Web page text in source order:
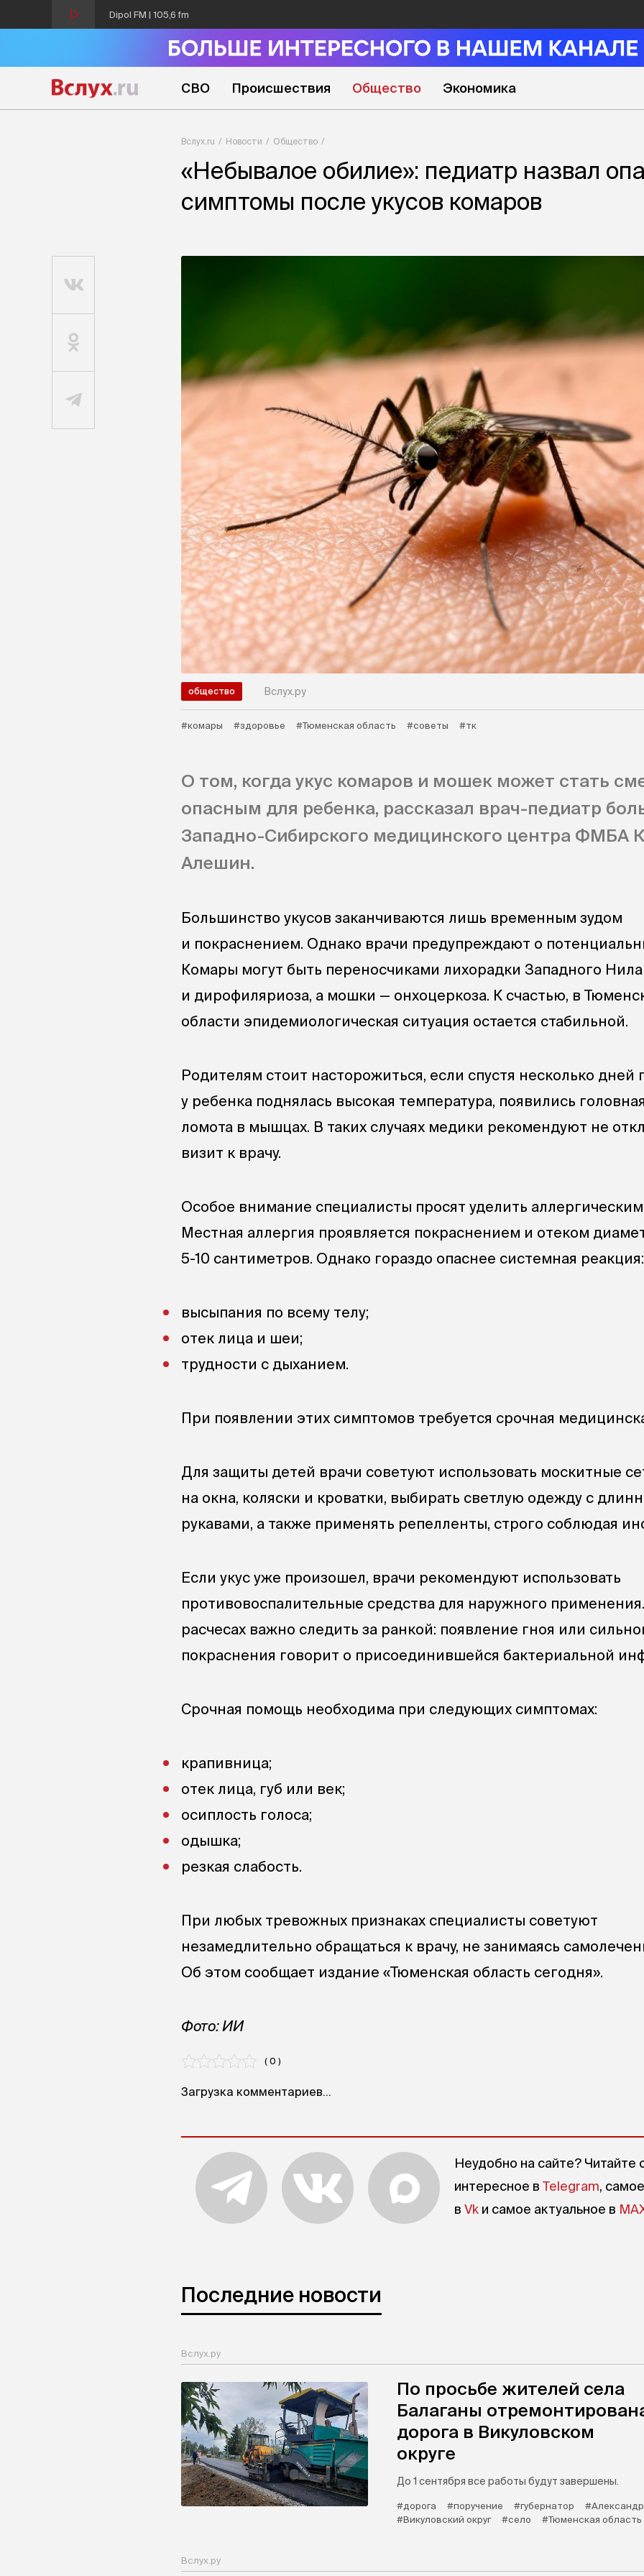
Dipol FM | 105,6 fm
СВО Происшествия Общество Экономика
Вслух.ru Новости Общество
«Небывалое обилие»: педиатр назвал
симптомы после укусов комаров
общество Вслух.ру
#комары #здоровье #Тюменская область #советы #тк
О том, когда укус комаров и мошек может стать
опасным для ребенка, рассказал врач-педиатр
Западно-Сибирского медицинского центра ФМБА
Алешин.
Большинство укусов заканчиваются лишь временным зудом
и покраснением. Однако врачи предупреждают о
Комары могут быть переносчиками лихорадки Западного Нила
и дирофиляриоза, а мошки — онхоцеркоза. К счастью, в
области эпидемиологическая ситуация остается стабильной.
Родителям стоит насторожиться, если спустя несколько дней
у ребенка поднялась высокая температура, появились
ломота в мышцах. В таких случаях медики рекомендуют не
визит к врачу.
Особое внимание специалисты просят уделить
Местная аллергия проявляется покраснением и отеком
5-10 сантиметров. Однако гораздо опаснее системная реакция:
высыпания по всему телу;
отек лица и шеи;
трудности с дыханием.
При появлении этих симптомов требуется срочная
Для защиты детей врачи советуют использовать москитные
на окна, коляски и кроватки, выбирать светлую одежду с
рукавами, а также применять репелленты, строго соблюдая
Если укус уже произошел, врачи рекомендуют использовать
противовоспалительные средства для наружного
расчесах важно следить за ранкой: появление гноя или
покраснения говорит о присоединившейся бактериальной
Срочная помощь необходима при следующих симптомах:
крапивница;
отек лица, губ или век;
осиплость голоса;
одышка;
резкая слабость.
При любых тревожных признаках специалисты советуют
незамедлительно обращаться к врачу, не занимаясь
Об этом сообщает издание «Тюменская область сегодня».
Фото: ИИ
( 0 )
Загрузка комментариев...
Неудобно на сайте? Читайте
интересное в Telegram,
в Vk и самое актуальное в
Последние новости
Вслух.ру
По просьбе жителей села
Балаганы
дорога в Викуловском
округе
До 1 сентября все работы будут завершены.
#дорога #поручение #губернатор
#Викуловский округ
#село #Тюменская область
Вслух.ру